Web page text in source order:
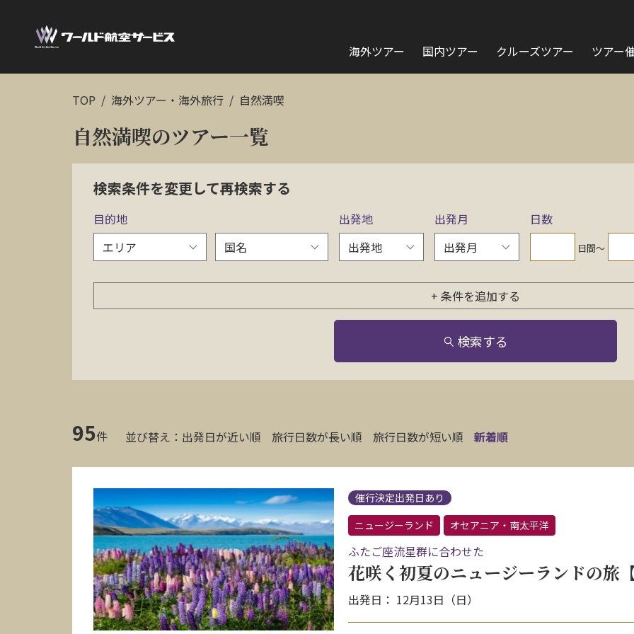
海外ツアー 国内ツアー クルーズツアー ツアー
TOP 海外ツアー・海外旅行 自然満喫
自然満喫のツアー一覧
検索条件を変更して再検索する
目的地 出発地 出発月 日数
日間〜
+ 条件を追加する
検索する
95件 並び替え： 出発日が近い順 旅行日数が長い順 旅行日数が短い順 新着順
催行決定出発日あり
ニュージーランド
オセアニア・南太平洋
ふたご座流星群に合わせた
花咲く初夏のニュージーランドの旅
出発日： 12月13日（日）